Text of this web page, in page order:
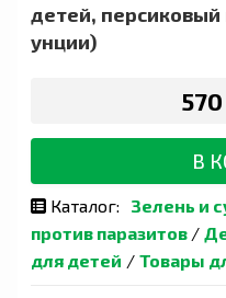
детей,
унции)
570
В
Каталог: Зелень и
против паразитов /
для детей / Товары